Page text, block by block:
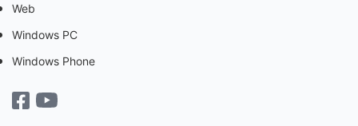
Web
Windows PC
Windows Phone